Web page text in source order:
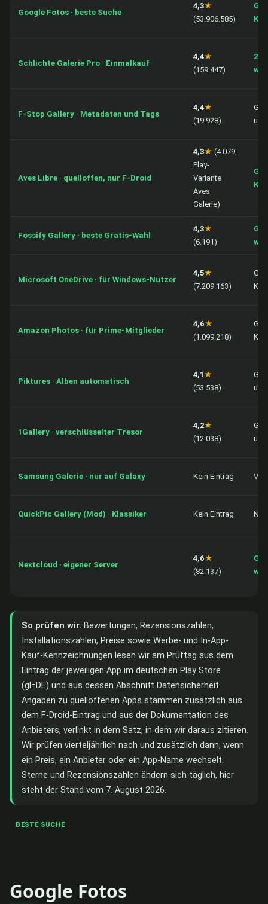
Google Fotos · beste Suche
4,3★
(53.906.585)
Schlichte Galerie Pro · Einmalkauf
4,4★
(159.447)
F-Stop Gallery · Metadaten und Tags
4,4★
(19.928)
Aves Libre · quelloffen, nur F-Droid
4,3★ (4.079,
Play-
Variante
Aves
Galerie)
Fossify Gallery · beste Gratis-Wahl
4,3★
(6.191)
Microsoft OneDrive · für Windows-Nutzer
4,5★
(7.209.163)
Amazon Photos · für Prime-Mitglieder
4,6★
(1.099.218)
Piktures · Alben automatisch
4,1 ★
(53.538)
1Gallery · verschlüsselter Tresor
4,2★
(12.038)
Samsung Galerie · nur auf Galaxy Kein Eintrag
QuickPic Gallery (Mod) · Klassiker Kein Eintrag
Nextcloud · eigener Server
4,6★
(82.137)
So prüfen wir. Bewertungen, Rezensionszahlen,
Installationszahlen, Preise sowie Werbe- und In-App-
Kauf-Kennzeichnungen lesen wir am Prüftag aus dem
Eintrag der jeweiligen App im deutschen Play Store
(gl=DE) und aus dessen Abschnitt Datensicherheit.
Angaben zu quelloffenen Apps stammen zusätzlich aus
dem F-Droid-Eintrag und aus der Dokumentation des
Anbieters, verlinkt in dem Satz, in dem wir daraus zitieren.
Wir prüfen vierteljährlich nach und zusätzlich dann, wenn
ein Preis, ein Anbieter oder ein App-Name wechselt.
Sterne und Rezensionszahlen ändern sich täglich, hier
steht der Stand vom 7. August 2026.
BESTE SUCHE
Google Fotos